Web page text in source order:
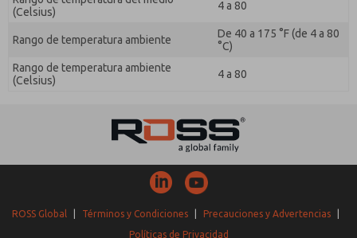
(Celsius)
4 a 80
Rango de temperatura ambiente
De 40 a 175 °F (de 4 a 80
°C)
Rango de temperatura ambiente
(Celsius)
4 a 80
ROSS Global Términos y Condiciones Precauciones y Advertencias
Políticas de Privacidad